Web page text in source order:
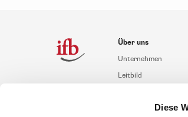
Diese
Über uns
Unternehmen
Leitbild
Gute Gründe für das